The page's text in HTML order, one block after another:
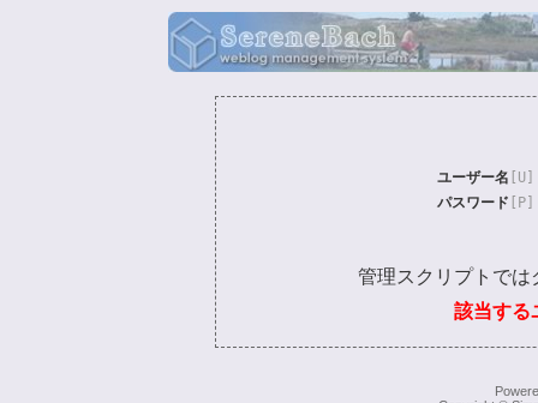
ユーザー名 [U]
パスワード [P]
管理スクリプトでは
該当する